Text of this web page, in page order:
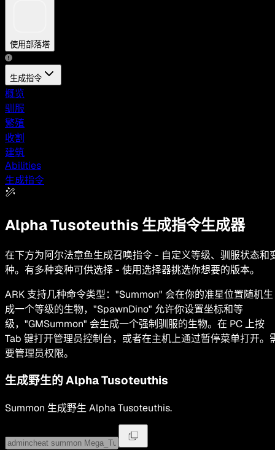
使用部落塔
生成指令
概览
驯服
繁殖
收割
建筑
Abilities
生成指令
Alpha Tusoteuthis 生成指令生成器
在下方为阿尔法章鱼生成召唤指令 - 自定义等级、驯服状态和
种。有多种变种可供选择 - 使用选择器挑选你想要的版本。
ARK 支持几种命令类型："Summon" 会在你的准星位置随机生
成一个等级的生物，"SpawnDino" 允许你设置坐标和等
级，"GMSummon" 会生成一个强制驯服的生物。在 PC 上按
Tab 键打开管理员控制台，或者在主机上通过暂停菜单打开。
要管理员权限。
生成野生的Alpha Tusoteuthis
Summon 生成野生Alpha Tusoteuthis.